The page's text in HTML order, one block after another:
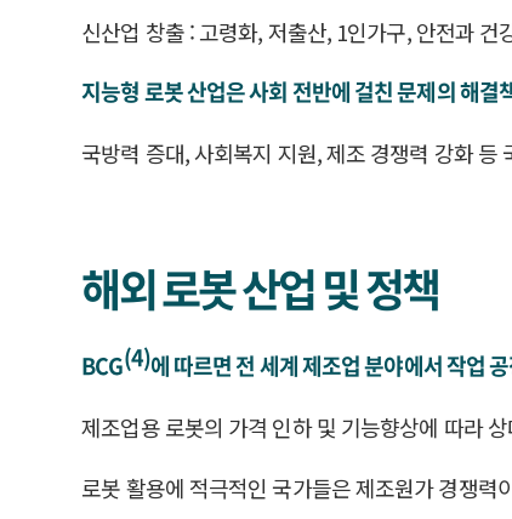
신산업 창출 : 고령화, 저출산, 1인가구, 안전과
지능형 로봇 산업은 사회 전반에 걸친 문제의 해결
국방력 증대, 사회복지 지원, 제조 경쟁력 강화 등
해외 로봇 산업 및 정책
BCG(4)에 따르면 전 세계 제조업 분야에서 작업
제조업용 로봇의 가격 인하 및 기능향상에 따라
로봇 활용에 적극적인 국가들은 제조원가 경쟁력